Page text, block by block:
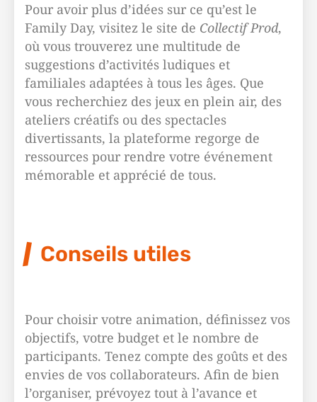
Pour avoir plus d’idées sur ce qu’est le
Family Day, visitez le site de Collectif Prod,
où vous trouverez une multitude de
suggestions d’activités ludiques et
familiales adaptées à tous les âges. Que
vous recherchiez des jeux en plein air, des
ateliers créatifs ou des spectacles
divertissants, la plateforme regorge de
ressources pour rendre votre événement
mémorable et apprécié de tous.
Conseils utiles
Pour choisir votre animation, définissez vos
objectifs, votre budget et le nombre de
participants. Tenez compte des goûts et des
envies de vos collaborateurs. Afin de bien
l’organiser, prévoyez tout à l’avance et